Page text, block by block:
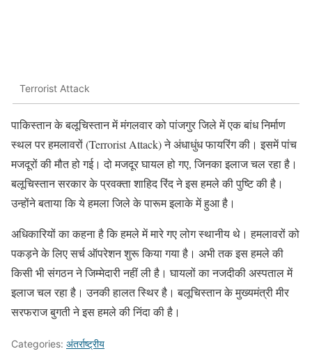
Terrorist Attack
पाकिस्तान के बलूचिस्तान में मंगलवार को पांजगुर जिले में एक बांध निर्माण
स्थल पर हमलावरों (Terrorist Attack) ने अंधाधुंध फायरिंग की। इसमें पांच
मजदूरों की मौत हो गई। दो मजदूर घायल हो गए, जिनका इलाज चल रहा है।
बलूचिस्तान सरकार के प्रवक्ता शाहिद रिंद ने इस हमले की पुष्टि की है।
उन्होंने बताया कि ये हमला जिले के पारूम इलाके में हुआ है।
अधिकारियों का कहना है कि हमले में मारे गए लोग स्थानीय थे। हमलावरों को
पकड़ने के लिए सर्च ऑपरेशन शुरू किया गया है। अभी तक इस हमले की
किसी भी संगठन ने जिम्मेदारी नहीं ली है। घायलों का नजदीकी अस्पताल में
इलाज चल रहा है। उनकी हालत स्थिर है। बलूचिस्तान के मुख्यमंत्री मीर
सरफराज बुगती ने इस हमले की निंदा की है।
Categories: अंतर्राष्ट्रीय